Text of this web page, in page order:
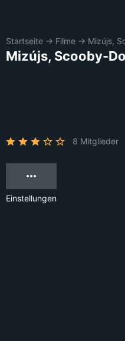
Startseite → Filme → Mizújs,
Mizújs, Scooby-
8 Mitglieder
Einstellungen